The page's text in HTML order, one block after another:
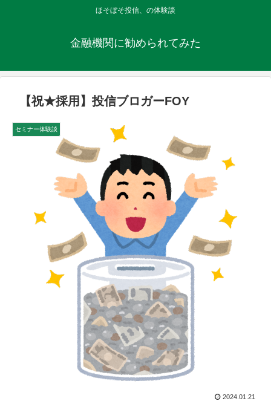
ほそぼそ投信、の体験談
金融機関に勧められてみた
【祝★採用】投信ブロガーFOY
セミナー体験談
2024.01.21